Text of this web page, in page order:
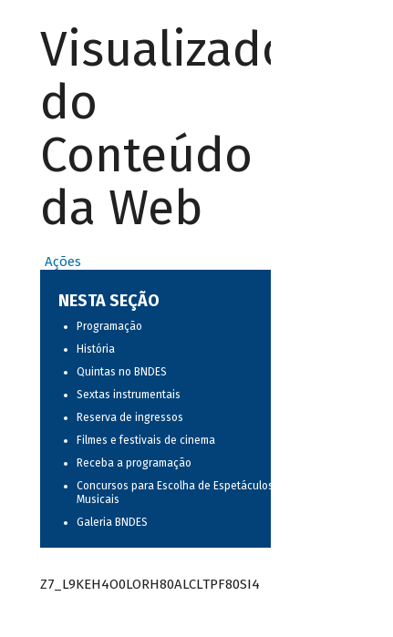
Visualizador
do
Conteúdo
da Web
Ações
NESTA SEÇÃO
Programação
História
Quintas no BNDES
Sextas instrumentais
Reserva de ingressos
Filmes e festivais de cinema
Receba a programação
Concursos para Escolha de Espetáculos
Musicais
Galeria BNDES
Z7_L9KEH4O0LORH80ALCLTPF80SI4